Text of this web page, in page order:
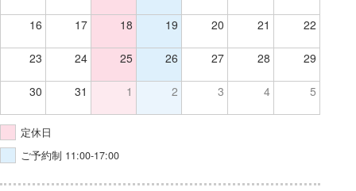
16 17 18 19 20 21 22
23 24 25 26 27 28 29
30 31 1 2 3 4 5
定休日
ご予約制 11:00-17:00